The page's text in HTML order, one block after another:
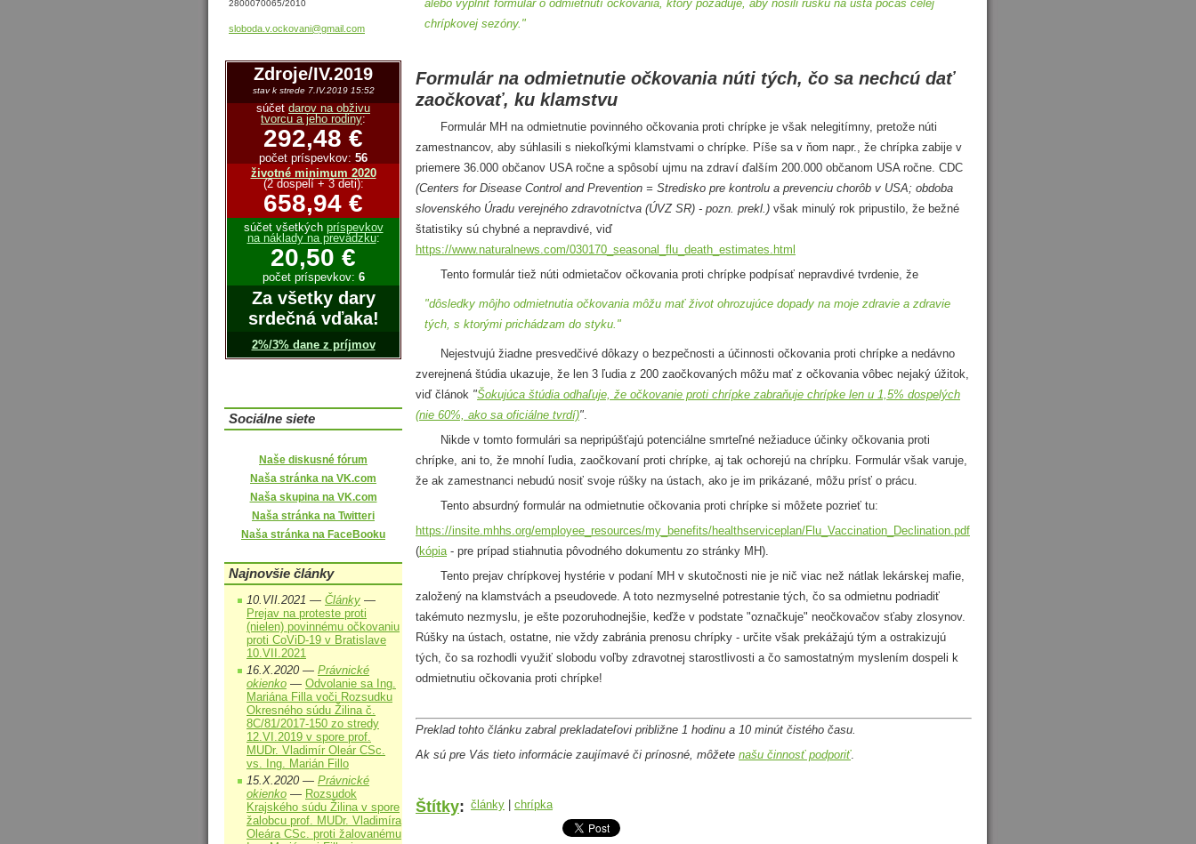
alebo vyplniť formulár o odmietnutí očkovania, ktorý požaduje, aby nosili rúšku na ústa počas celej
chrípkovej sezóny."
Formulár na odmietnutie očkovania núti tých, čo sa nechcú dať
zaočkovať, ku klamstvu
Formulár MH na odmietnutie povinného očkovania proti chrípke je však nelegitímny, pretože núti
zamestnancov, aby súhlasili s niekoľkými klamstvami o chrípke. Píše sa v ňom napr., že chrípka zabije v
priemere 36.000 občanov USA ročne a spôsobí ujmu na zdraví ďalším 200.000 občanom USA ročne. CDC
(Centers for Disease Control and Prevention = Stredisko pre kontrolu a prevenciu chorôb v USA; obdoba
slovenského Úradu verejného zdravotníctva (ÚVZ SR) - pozn. prekl.) však minulý rok pripustilo, že bežné
štatistiky sú chybné a nepravdivé, viď
https://www.naturalnews.com/030170_seasonal_flu_death_estimates.html
Tento formulár tiež núti odmietačov očkovania proti chrípke podpísať nepravdivé tvrdenie, že
"dôsledky môjho odmietnutia očkovania môžu mať život ohrozujúce dopady na moje zdravie a zdravie
tých, s ktorými prichádzam do styku."
Nejestvujú žiadne presvedčivé dôkazy o bezpečnosti a účinnosti očkovania proti chrípke a nedávno
zverejnená štúdia ukazuje, že len 3 ľudia z 200 zaočkovaných môžu mať z očkovania vôbec nejaký úžitok,
viď článok "Šokujúca štúdia odhaľuje, že očkovanie proti chrípke zabraňuje chrípke len u 1,5% dospelých
(nie 60%, ako sa oficiálne tvrdí)".
Nikde v tomto formulári sa nepripúšťajú potenciálne smrteľné nežiaduce účinky očkovania proti
chrípke, ani to, že mnohí ľudia, zaočkovaní proti chrípke, aj tak ochorejú na chrípku. Formulár však varuje,
že ak zamestnanci nebudú nosiť svoje rúšky na ústach, ako je im prikázané, môžu prísť o prácu.
Tento absurdný formulár na odmietnutie očkovania proti chrípke si môžete pozrieť tu:
https://insite.mhhs.org/employee_resources/my_benefits/healthserviceplan/Flu_Vaccination_Declination.pdf
(kópia- pre prípad stiahnutia pôvodného dokumentu zo stránky MH).
Tento prejav chrípkovej hystérie v podaní MH v skutočnosti nie je nič viac než nátlak lekárskej mafie,
založený na klamstvách a pseudovede. A toto nezmyselné potrestanie tých, čo sa odmietnu podriadiť
takémuto nezmyslu, je ešte pozoruhodnejšie, keďže v podstate "označkuje" neočkovačov sťaby zlosynov.
Rúšky na ústach, ostatne, nie vždy zabránia prenosu chrípky - určite však prekážajú tým a ostrakizujú
tých, čo sa rozhodli využiť slobodu voľby zdravotnej starostlivosti a čo samostatným myslením dospeli k
odmietnutiu očkovania proti chrípke!
Preklad tohto článku zabral prekladateľovi približne 1 hodinu a 10 minút čistého času.
Ak sú pre Vás tieto informácie zaujímavé či prínosné, môžete našu činnosť podporiť.
Štítky: články chrípka
2800070065/2010
sloboda. v.ockovani@gmail .com
Zdroje/IV.2019
stav k strede 7.IV.2019 15:52
súčet darov na obživu
tvorcu a jeho rodiny:
292,48 €
počet príspevkov: 56
životné minimum 2020
(2 dospelí + 3 deti):
658,94 €
súčet všetkých príspevkov
na náklady na prevádzku:
20,50 €
počet príspevkov: 6
Za všetky dary
srdečná vďaka!
2%/3% dane z príjmov
Sociálne siete
Naše diskusné fórum
Naša stránka na VK.com
Naša skupina na VK.com
Naša stránka na Twitteri
Naša stránka na FaceBooku
Najnovšie články
10.VII.2021 — Články —
Prejav na proteste proti
(nielen) povinnému očkovaniu
proti CoViD-19 v Bratislave
10.VII.2021
16.X.2020 — Právnické
okienko — Odvolanie sa Ing.
Mariána Filla voči Rozsudku
Okresného súdu Žilina č.
8C/81/2017-150 zo stredy
12.VI.2019 v spore prof.
MUDr. Vladimír Oleár CSc.
vs. Ing. Marián Fillo
15.X.2020 — Právnické
okienko — Rozsudok
Krajského súdu Žilina v spore
žalobcu prof. MUDr. Vladimíra
Oleára CSc. proti žalovanému